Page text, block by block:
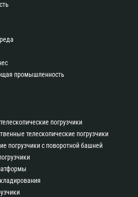
промышленность
погрузчики
телескопические погрузчики
погрузчики с поворотной башней